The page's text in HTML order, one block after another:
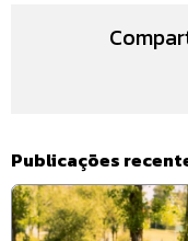
Publicações